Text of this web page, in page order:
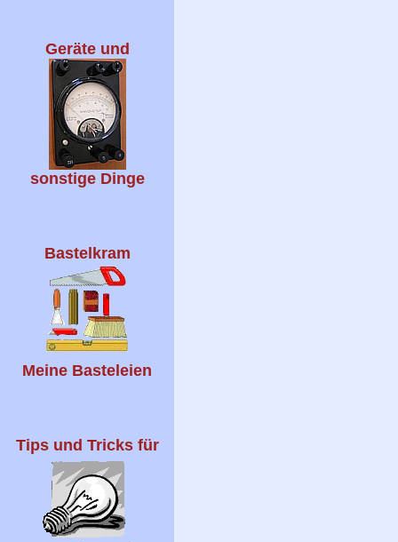
Geräte und
sonstige Dinge
Bastelkram
Meine Basteleien
Tips und Tricks für